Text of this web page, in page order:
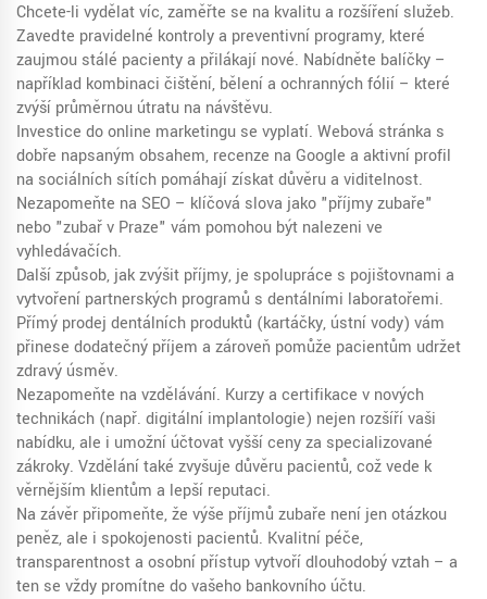
Chcete-li vydělat víc, zaměřte se na kvalitu a rozšíření služeb.
Zaveďte pravidelné kontroly a preventivní programy, které
zaujmou stálé pacienty a přilákají nové. Nabídněte balíčky –
například kombinaci čištění, bělení a ochranných fólií – které
zvýší průměrnou útratu na návštěvu.
Investice do online marketingu se vyplatí. Webová stránka s
dobře napsaným obsahem, recenze na Google a aktivní profil
na sociálních sítích pomáhají získat důvěru a viditelnost.
Nezapomeňte na SEO – klíčová slova jako "příjmy zubaře"
nebo "zubař v Praze" vám pomohou být nalezeni ve
vyhledávačích.
Další způsob, jak zvýšit příjmy, je spolupráce s pojišťovnami a
vytvoření partnerských programů s dentálními laboratořemi.
Přímý prodej dentálních produktů (kartáčky, ústní vody) vám
přinese dodatečný příjem a zároveň pomůže pacientům udržet
zdravý úsměv.
Nezapomeňte na vzdělávání. Kurzy a certifikace v nových
technikách (např. digitální implantologie) nejen rozšíří vaši
nabídku, ale i umožní účtovat vyšší ceny za specializované
zákroky. Vzdělání také zvyšuje důvěru pacientů, což vede k
věrnějším klientům a lepší reputaci.
Na závěr připomeňte, že výše příjmů zubaře není jen otázkou
peněz, ale i spokojenosti pacientů. Kvalitní péče,
transparentnost a osobní přístup vytvoří dlouhodobý vztah – a
ten se vždy promítne do vašeho bankovního účtu.